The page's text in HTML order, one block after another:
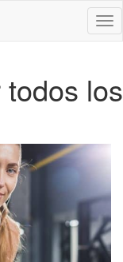
los